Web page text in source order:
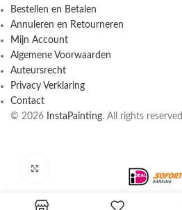
Bestellen en Betalen
Annuleren en Retourneren
Mijn Account
Algemene Voorwaarden
Auteursrecht
Privacy Verklaring
Contact
© 2026
InstaPainting. All rights reserved